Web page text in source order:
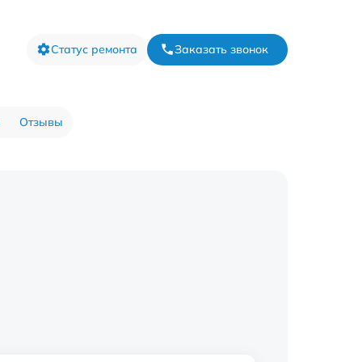
Статус ремонта Заказать звонок
Отзывы